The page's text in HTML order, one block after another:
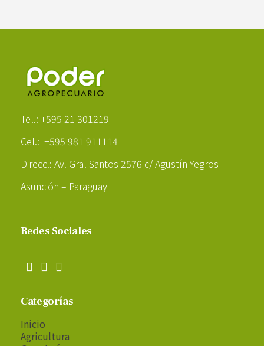
Tel.: +595 21 301219
Cel.: +595 981 911114
Direcc.: Av. Gral Santos 2576 c/ Agustín Yegros
Asunción – Paraguay
Redes Sociales
Categorías
Inicio
Agricultura